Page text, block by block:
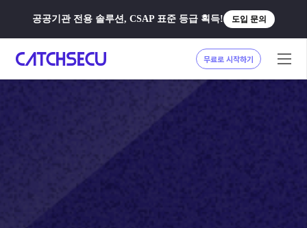
공공기관 전용 솔루션, CSAP 표준 등급 획득! 도입 문의
무료로 시작하기